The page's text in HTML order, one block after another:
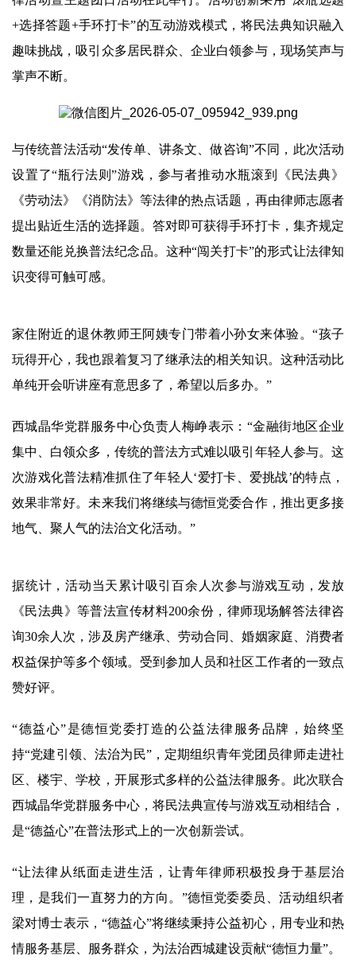
+选择答题+手环打卡”的互动游戏模式，将民法典知识融入
趣味挑战，吸引众多居民群众、企业白领参与，现场笑声与
掌声不断。
与传统普法活动“发传单、讲条文、做咨询”不同，此次活动
设置了“瓶行法则”游戏，参与者推动水瓶滚到《民法典》
《劳动法》《消防法》等法律的热点话题，再由律师志愿者
提出贴近生活的选择题。答对即可获得手环打卡，集齐规定
数量还能兑换普法纪念品。这种“闯关打卡”的形式让法律知
识变得可触可感。
家住附近的退休教师王阿姨专门带着小孙女来体验。“孩子
玩得开心，我也跟着复习了继承法的相关知识。这种活动比
单纯开会听讲座有意思多了，希望以后多办。”
西城晶华党群服务中心负责人梅峥表示：“金融街地区企业
集中、白领众多，传统的普法方式难以吸引年轻人参与。这
次游戏化普法精准抓住了年轻人‘爱打卡、爱挑战’的特点，
效果非常好。未来我们将继续与德恒党委合作，推出更多接
地气、聚人气的法治文化活动。”
据统计，活动当天累计吸引百余人次参与游戏互动，发放
《民法典》等普法宣传材料200余份，律师现场解答法律咨
询30余人次，涉及房产继承、劳动合同、婚姻家庭、消费者
权益保护等多个领域。受到参加人员和社区工作者的一致点
赞好评。
“德益心”是德恒党委打造的公益法律服务品牌，始终坚
持“党建引领、法治为民”，定期组织青年党团员律师走进社
区、楼宇、学校，开展形式多样的公益法律服务。此次联合
西城晶华党群服务中心，将民法典宣传与游戏互动相结合，
是“德益心”在普法形式上的一次创新尝试。
“让法律从纸面走进生活，让青年律师积极投身于基层治
理，是我们一直努力的方向。”德恒党委委员、活动组织者
梁对博士表示，“德益心”将继续秉持公益初心，用专业和热
情服务基层、服务群众，为法治西城建设贡献“德恒力量”。